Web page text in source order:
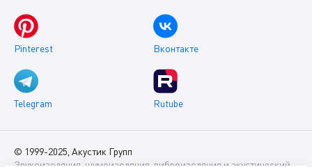
Pinterest Вконтакте
Telegram Rutube
© 1999-2025, Акустик Групп
Звукоизоляция, шумоизоляция, виброизоляция и акустический